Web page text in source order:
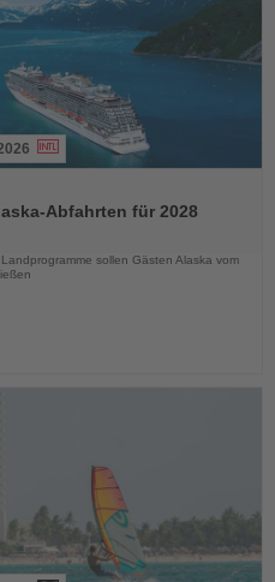
Abfahrten für 2028
sollen Gästen Alaska vom